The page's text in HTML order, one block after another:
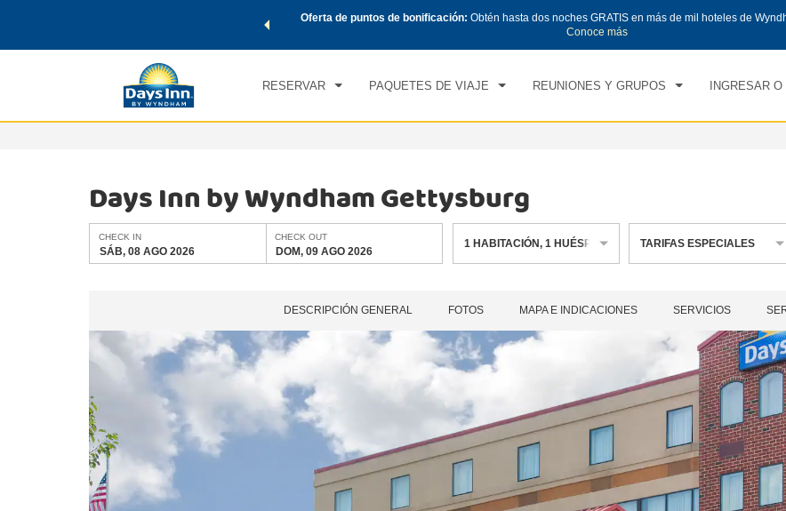
de Wyndham, además, gana puntos Wyndham Rewards
Oferta de puntos de bonificación:Obtén hasta dos noches GRATIS en más de mil hoteles de
Conoce más
RESERVAR PAQUETES DE VIAJE REUNIONES Y GRUPOS INGRESAR
CHECK IN CHECK OUT
DOM, 09 AGO 2026
Days Inn by Wyndham Gettysburg
CHECK IN
SÁB, 08 AGO 2026
CHECK OUT
DOM, 09 AGO 2026
1 HABITACIÓN,1 HUÉSPED TARIFAS ESPECIALES
DESCRIPCIÓN GENERAL FOTOS MAPA E INDICACIONES SERVICIOS